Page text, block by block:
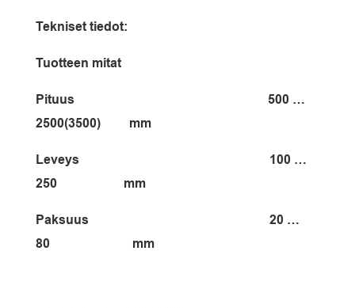
Tekniset tiedot:
Tuotteen mitat
Pituus 500 …
2500(3500) mm
Leveys 100 …
250 mm
Paksuus 20 …
80 mm